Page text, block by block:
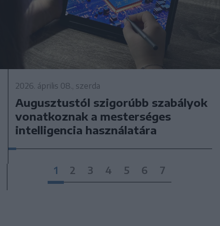
2026. április 08., szerda
Augusztustól szigorúbb szabályok
vonatkoznak a mesterséges
intelligencia használatára
1 2 3 4 5 6 7